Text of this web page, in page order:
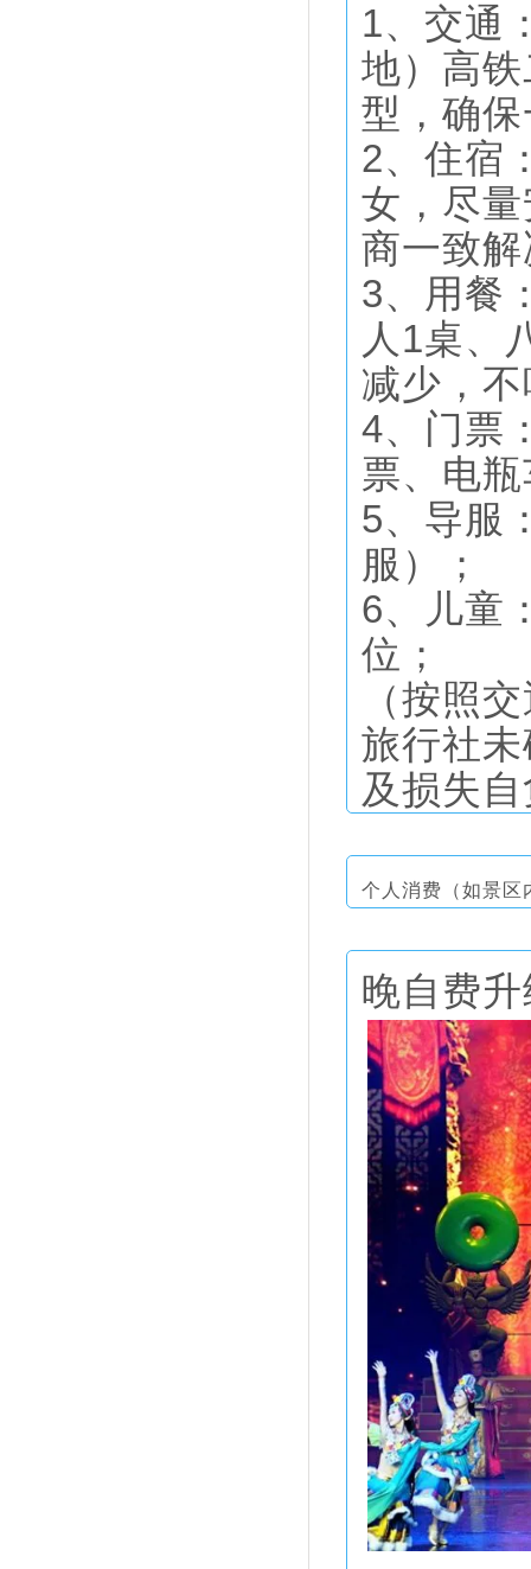
1、交通
地）高
型，确
2、住宿
女，尽
商一致
3、用餐
人1桌、
减少，
4、门票
票、电
5、导服
服）；
6、儿童
位；
（按照
旅行社
及损失
个人消费（如景区
晚自费